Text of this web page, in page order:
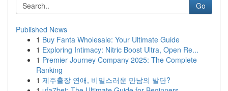
Go
Published News
1 Buy Fanta Wholesale: Your Ultimate Guide
1 Exploring Intimacy: Nitric Boost Ultra, Open Re...
1 Premier Journey Company 2025: The Complete
Ranking
1 제주출장 연애, 비밀스러운 만남의 발단?